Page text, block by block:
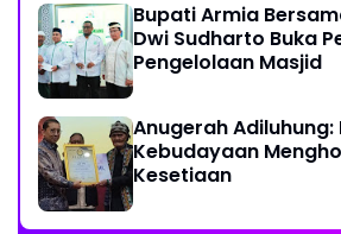
Bupati Armia
Dwi Sudharto Buka
Pengelolaan Masjid
Anugerah Adiluhung:
Kebudayaan
Kesetiaan